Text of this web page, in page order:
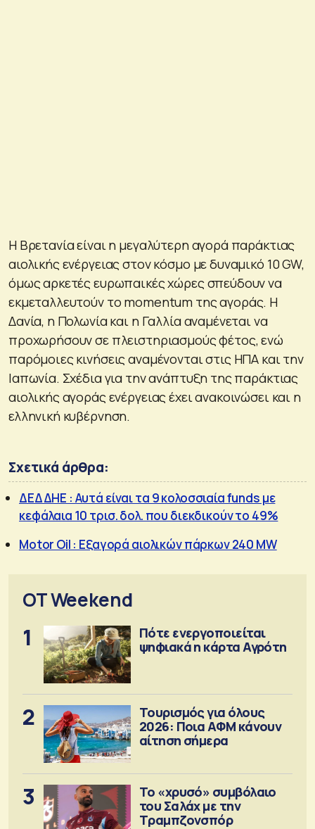
Η Βρετανία είναι η μεγαλύτερη αγορά παράκτιας
αιολικής ενέργειας στον κόσμο με δυναμικό 10 GW,
όμως αρκετές ευρωπαικές χώρες σπεύδουν να
εκμεταλλευτούν το momentum της αγοράς. Η
Δανία, η Πολωνία και η Γαλλία αναμένεται να
προχωρήσουν σε πλειστηριασμούς φέτος, ενώ
παρόμοιες κινήσεις αναμένονται στις ΗΠΑ και την
Ιαπωνία. Σχέδια για την ανάπτυξη της παράκτιας
αιολικής αγοράς ενέργειας έχει ανακοινώσει και η
ελληνική κυβέρνηση.
Σχετικά άρθρα:
ΔΕΔΔΗΕ : Αυτά είναι τα 9 κολοσσιαία funds με
κεφάλαια 10 τρισ. δολ. που διεκδικούν το 49%
Motor Oil : Εξαγορά αιολικών πάρκων 240 ΜW
OT Weekend
1
Πότε ενεργοποιείται
ψηφιακά η κάρτα Αγρότη
2
Τουρισμός για όλους
2026: Ποια ΑΦΜ κάνουν
αίτηση σήμερα
3
Το «χρυσό» συμβόλαιο
του Σαλάχ με την
Τραμπζονσπόρ